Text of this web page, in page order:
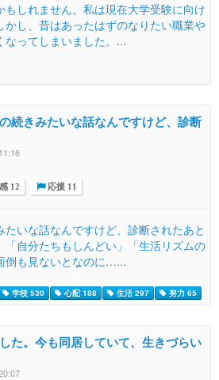
しれません。私は現在大学受験に向け
かし、昔はあったはずのなりたい職業や
なってしまいました。...
続きみたいな話なんですけど、診断
12 応援 11
いな話なんですけど、診断されたあと
「自分たちもしんどい」「生活リズムの
倒も見ないとなのに…...
学校 530 心配 188 生活 297 努力 65
た。今も同居していて、生きづらい